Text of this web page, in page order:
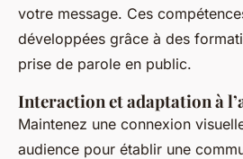
votre message. Ces
développées grâce à des
prise de parole en public.
Interaction et adaptation à
Maintenez une connexion
audience pour établir une